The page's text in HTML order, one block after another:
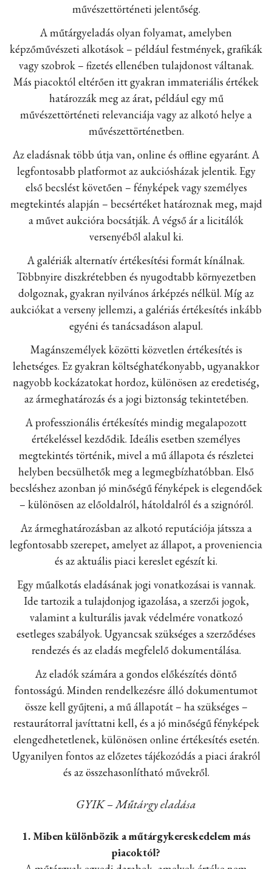
művészettörténeti jelentőség.
A műtárgyeladás olyan folyamat, amelyben
képzőművészeti alkotások – például festmények, grafikák
vagy szobrok – fizetés ellenében tulajdonost váltanak.
Más piacoktól eltérően itt gyakran immateriális értékek
határozzák meg az árat, például egy mű
művészettörténeti relevanciája vagy az alkotó helye a
művészettörténetben.
Az eladásnak több útja van, online és offline egyaránt. A
legfontosabb platformot az aukciósházak jelentik. Egy
első becslést követően – fényképek vagy személyes
megtekintés alapján – becsértéket határoznak meg, majd
a művet aukcióra bocsátják. A végső ár a licitálók
versenyéből alakul ki.
A galériák alternatív értékesítési formát kínálnak.
Többnyire diszkrétebben és nyugodtabb környezetben
dolgoznak, gyakran nyilvános árképzés nélkül. Míg az
aukciókat a verseny jellemzi, a galériás értékesítés inkább
egyéni és tanácsadáson alapul.
Magánszemélyek közötti közvetlen értékesítés is
lehetséges. Ez gyakran költséghatékonyabb, ugyanakkor
nagyobb kockázatokat hordoz, különösen az eredetiség,
az ármeghatározás és a jogi biztonság tekintetében.
A professzionális értékesítés mindig megalapozott
értékeléssel kezdődik. Ideális esetben személyes
megtekintés történik, mivel a mű állapota és részletei
helyben becsülhetők meg a legmegbízhatóbban. Első
becsléshez azonban jó minőségű fényképek is elegendőek
– különösen az előoldalról, hátoldalról és a szignóról.
Az ármeghatározásban az alkotó reputációja játssza a
legfontosabb szerepet, amelyet az állapot, a proveniencia
és az aktuális piaci kereslet egészít ki.
Egy műalkotás eladásának jogi vonatkozásai is vannak.
Ide tartozik a tulajdonjog igazolása, a szerzői jogok,
valamint a kulturális javak védelmére vonatkozó
esetleges szabályok. Ugyancsak szükséges a szerződéses
rendezés és az eladás megfelelő dokumentálása.
Az eladók számára a gondos előkészítés döntő
fontosságú. Minden rendelkezésre álló dokumentumot
össze kell gyűjteni, a mű állapotát – ha szükséges –
restaurátorral javíttatni kell, és a jó minőségű fényképek
elengedhetetlenek, különösen online értékesítés esetén.
Ugyanilyen fontos az előzetes tájékozódás a piaci árakról
és az összehasonlítható művekről.
GYIK – Műtárgy eladása
1. Miben különbözik a műtárgykereskedelem más
piacoktól?